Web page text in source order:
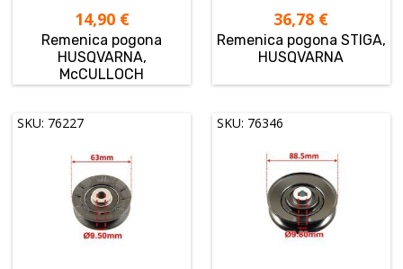
14,90 €
Remenica pogona
HUSQVARNA,
McCULLOCH
36,78 €
Remenica pogona STIGA,
HUSQVARNA
SKU: 76227 SKU: 76346